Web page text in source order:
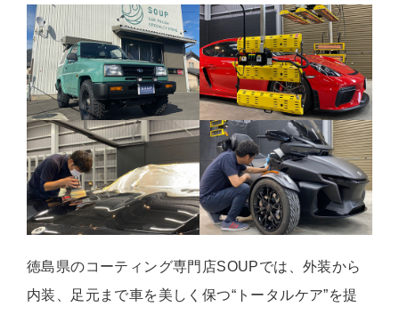
徳島県のコーティング専門店SOUPでは、外装から
内装、足元まで車を美しく保つ“トータルケア”を提